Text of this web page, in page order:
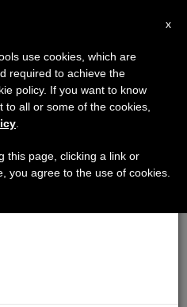
×
haremos la pausa
en el periodo de verano
y también el
x
use cookies, which are
required to achieve the
policy. If you want to know
all or some of the cookies,
this page, clicking a link or
you agree to the use of cookies.